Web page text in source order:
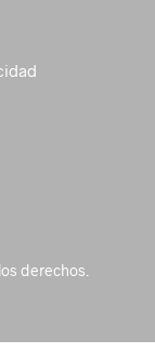
derechos.